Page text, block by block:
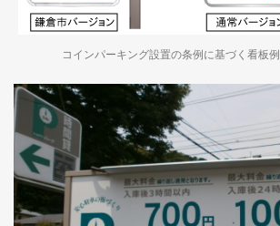
コインパーキング設置の条例に基づく看板例